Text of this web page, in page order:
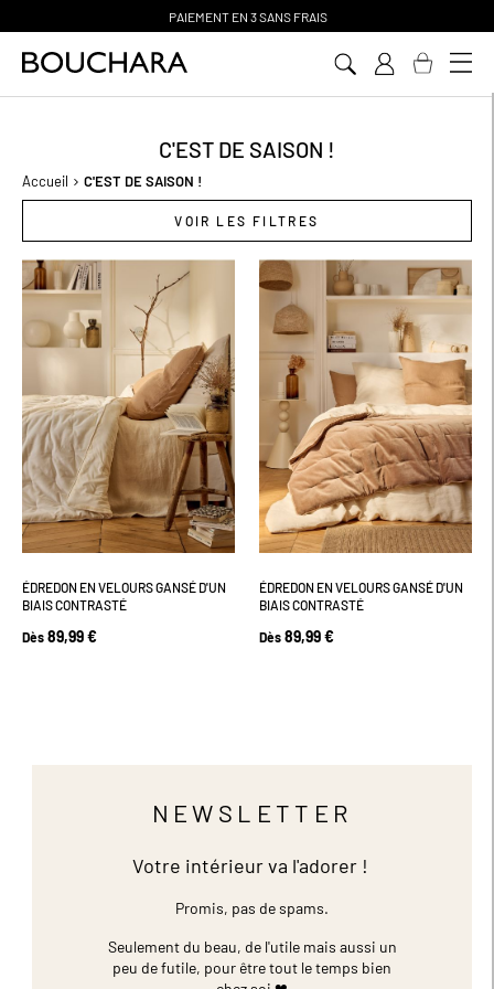
PAIEMENT EN 3 SANS FRAIS
C'EST DE SAISON !
Accueil C'EST DE SAISON !
VOIR LES FILTRES
ÉDREDON EN VELOURS GANSÉ D'UN
BIAIS CONTRASTÉ
Dès 89,99 €
ÉDREDON EN VELOURS GANSÉ D'UN
BIAIS CONTRASTÉ
Dès 89,99 €
NEWSLETTER
Votre intérieur va l'adorer !
Promis, pas de spams.
Seulement du beau, de l'utile mais aussi un
peu de futile, pour être tout le temps bien